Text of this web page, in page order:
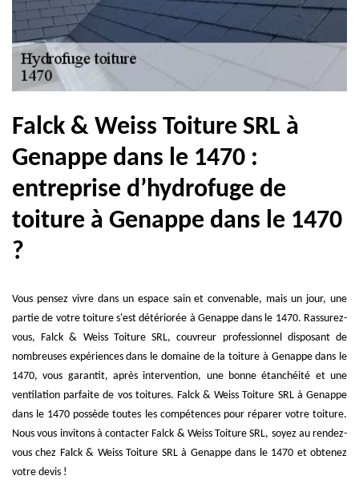
Falck & Weiss Toiture SRL à
Genappe dans le 1470 :
entreprise d’hydrofuge de
toiture à Genappe dans le 1470
?
Vous pensez vivre dans un espace sain et convenable, mais un jour, une
partie de votre toiture s'est détériorée à Genappe dans le 1470. Rassurez-
vous, Falck & Weiss Toiture SRL, couvreur professionnel disposant de
nombreuses expériences dans le domaine de la toiture à Genappe dans le
1470, vous garantit, après intervention, une bonne étanchéité et une
ventilation parfaite de vos toitures. Falck & Weiss Toiture SRL à Genappe
dans le 1470 possède toutes les compétences pour réparer votre toiture.
Nous vous invitons à contacter Falck & Weiss Toiture SRL, soyez au rendez-
vous chez Falck & Weiss Toiture SRL à Genappe dans le 1470 et obtenez
votre devis !